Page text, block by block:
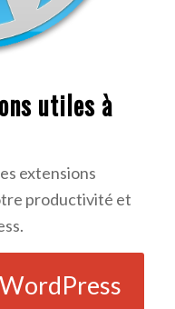
utiles à
extensions
productivité et